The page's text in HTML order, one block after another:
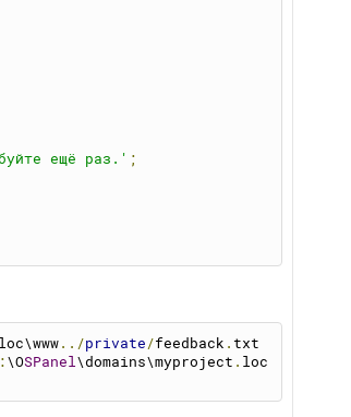
ещё раз.' ;
loc\www ../private /feedback . txt
: \OSPanel \domains\myproject . loc